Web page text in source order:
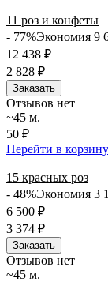
11 роз и конфеты
- 77%Экономия 9
12 438 ₽
2 828 ₽
Заказать
Отзывов нет
~45 м.
50 ₽
Перейти в корзину
15 красных роз
- 48%Экономия 3
6 500 ₽
3 374 ₽
Заказать
Отзывов нет
~45 м.